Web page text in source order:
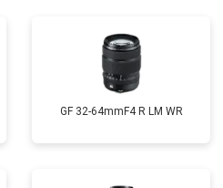
GF 32-64mmF4 R LM WR